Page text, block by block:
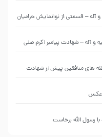
و آله – قسمتی از نوانمایش حرامیان
و آله – شهادت پیامبر اکرم صلی
های منافقین پیش از شهادت
عکس
رسول اللّه برخاست